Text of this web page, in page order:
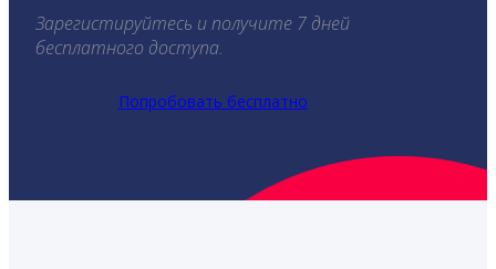
Зарегистируйтесь и получите 7 дней
бесплатного доступа.
Попробовать бесплатно